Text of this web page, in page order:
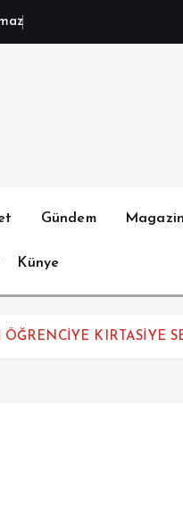
az
Gündem Magazin
Künye
ÖĞRENCİYE KIRTASİYE